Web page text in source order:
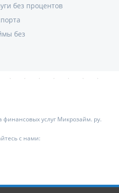
без процентов
без
услуг Микрозайм. ру.
с нами: